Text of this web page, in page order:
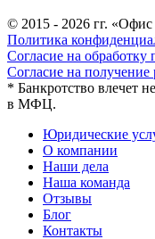
© 2015 - 2026 гг.
Политика
Согласие на
Согласие на
* Банкротство влечет
в МФЦ.
Юридические
О компании
Наши дела
Наша команда
Отзывы
Блог
Контакты